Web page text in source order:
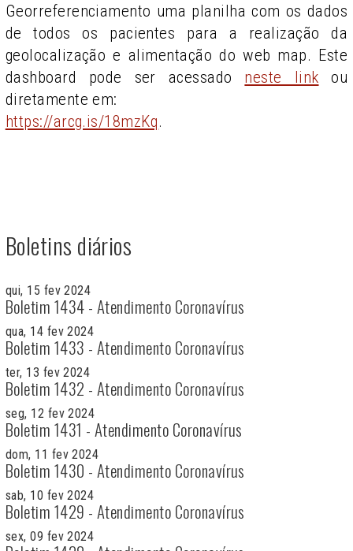
Georreferenciamento uma planilha com os dados
de todos os pacientes para a realização da
geolocalização e alimentação do web map. Este
dashboard pode ser acessado neste link ou
diretamente em:
https://arcg.is/18mzKq.
Boletins diários
qui, 15 fev 2024
Boletim 1434 - Atendimento Coronavírus
qua, 14 fev 2024
Boletim 1433 - Atendimento Coronavírus
ter, 13 fev 2024
Boletim 1432 - Atendimento Coronavírus
seg, 12 fev 2024
Boletim 1431 - Atendimento Coronavírus
dom, 11 fev 2024
Boletim 1430 - Atendimento Coronavírus
sab, 10 fev 2024
Boletim 1429 - Atendimento Coronavírus
sex, 09 fev 2024